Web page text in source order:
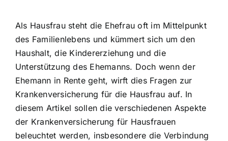
Als Hausfrau steht die Ehefrau oft im Mittelpunkt
des Familienlebens und kümmert sich um den
Haushalt, die Kindererziehung und die
Unterstützung des Ehemanns. Doch wenn der
Ehemann in Rente geht, wirft dies Fragen zur
Krankenversicherung für die Hausfrau auf. In
diesem Artikel sollen die verschiedenen Aspekte
der Krankenversicherung für Hausfrauen
beleuchtet werden, insbesondere die Verbindung